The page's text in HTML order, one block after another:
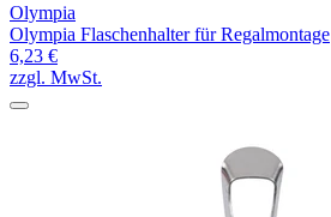
Olympia
Olympia Flaschenhalter für Regalmontage
6,23 €
zzgl. MwSt.